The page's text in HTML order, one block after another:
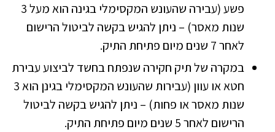
פשע (עבירה שהעונש המקסימלי בגינה הוא מעל 3
שנות מאסר) – ניתן להגיש בקשה לביטול הרישום
לאחר 7 שנים מיום פתיחת התיק.
במקרה של תיק חקירה שנפתח בחשד לביצוע עבירת
חטא או עוון (עבירות שהעונש המקסימלי בגינן הוא 3
שנות מאסר או פחות) – ניתן להגיש בקשה לביטול
הרישום לאחר 5 שנים מיום פתיחת התיק.